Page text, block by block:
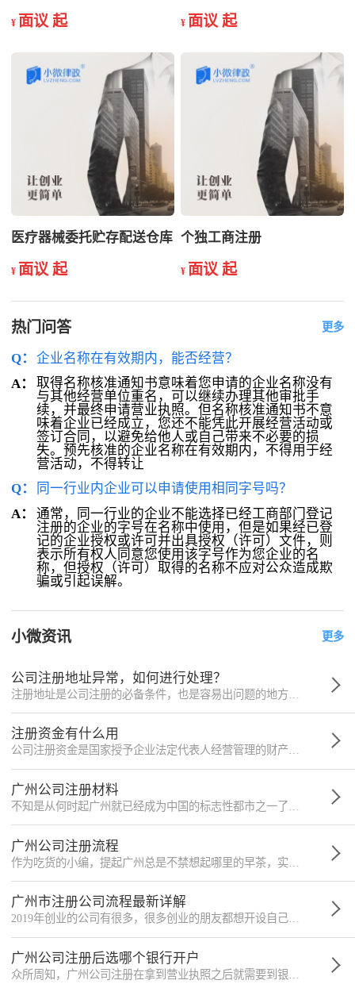
¥ 面议 起 ¥ 面议 起
医疗器械委托贮存配送仓库
¥ 面议 起
个独工商注册
¥ 面议 起
热门问答 更多
Q： 企业名称在有效期内，能否经营？
A：
取得名称核准通知书意味着您申请的企业名称没有
与其他经营单位重名，可以继续办理其他审批手
续，并最终申请营业执照。但名称核准通知书不意
味着企业已经成立，您还不能凭此开展经营活动或
签订合同，以避免给他人或自己带来不必要的损
失。预先核准的企业名称在有效期内，不得用于经
营活动，不得转让
Q：
同一行业内企业可以申请使用相同字号吗？
A：
通常，同一行业的企业不能选择已经工商部门登记
注册的企业的字号在名称中使用，但是如果经已登
记的企业授权或许可并出具授权（许可）文件，则
表示所有权人同意您使用该字号作为您企业的名
称，但授权（许可）取得的名称不应对公众造成欺
骗或引起误解。
小微资讯 更多
公司注册地址异常，如何进行处理？
注册资金有什么用
公司注册资金是国家授予企业法定代表人经营管理的财产，或者企业法定代表人自有财产的数额体现。
广州公司注册材料
广州公司注册流程
广州市注册公司流程最新详解
广州公司注册后选哪个银行开户